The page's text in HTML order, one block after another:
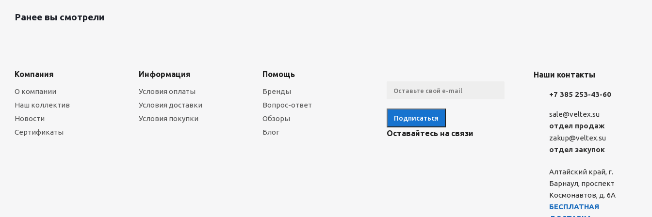
Ранее вы смотрели
Компания
О компании
Наш коллектив
Новости
Сертификаты
Информация
Условия оплаты
Условия доставки
Условия покупки
Помощь
Бренды
Вопрос-ответ
Обзоры
Блог
Оставайтесь на связи
Наши контакты
+7 385 253-43-60
sale@veltex.su
отдел продаж
zakup@veltex.su
отдел закупок
Алтайский край, г.
Барнаул, проспект
Космонавтов, д. 6А
БЕСПЛАТНАЯ